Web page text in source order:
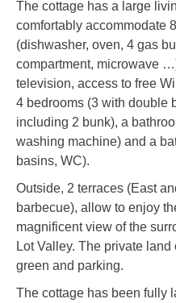
The cottage has a large
comfortably accommodate
(dishwasher, oven, 4 gas
compartment, microwave
television, access to free
4 bedrooms (3 with double
including 2 bunk), a
washing machine) and a
basins, WC).
Outside, 2 terraces (East
barbecue), allow to enjoy
magnificent view of the
Lot Valley. The private
green and parking.
The cottage has been fully